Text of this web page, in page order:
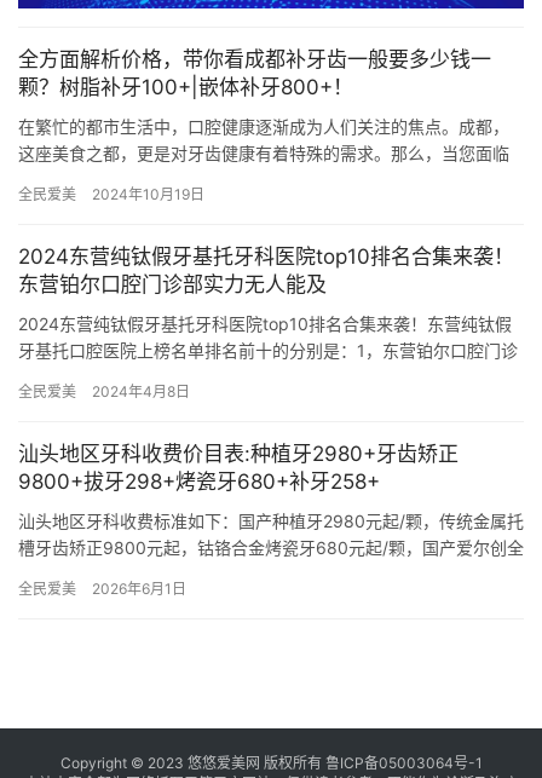
全方面解析价格，带你看成都补牙齿一般要多少钱一
颗？树脂补牙100+|嵌体补牙800+！
在繁忙的都市生活中，口腔健康逐渐成为人们关注的焦点。成都，
这座美食之都，更是对牙齿健康有着特殊的需求。那么，当您面临
为…
全民爱美 2024年10月19日
2024东营纯钛假牙基托牙科医院top10排名合集来袭！
东营铂尔口腔门诊部实力无人能及
2024东营纯钛假牙基托牙科医院top10排名合集来袭！东营纯钛假
牙基托口腔医院上榜名单排名前十的分别是：1，东营铂尔口腔门诊
全民爱美 2024年4月8日
汕头地区牙科收费价目表:种植牙2980+牙齿矫正
9800+拔牙298+烤瓷牙680+补牙258+
汕头地区牙科收费标准如下：国产种植牙2980元起/颗，传统金属托
槽牙齿矫正9800元起，钴铬合金烤瓷牙680元起/颗，国产爱尔创全
全民爱美 2026年6月1日
Copyright © 2023 悠悠爱美网 版权所有 鲁ICP备05003064号-1